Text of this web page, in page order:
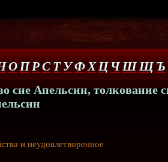
ОПРС Т УФХЦ ЧШЩ Ъ
сне Апельсин, толкование
и неудовлетворенное